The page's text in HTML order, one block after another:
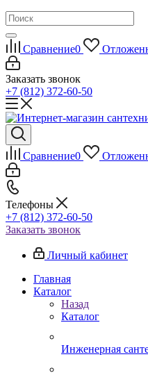
Сравнение0
Заказать звонок
+7 (812) 372-60-50
Сравнение0
Телефоны
+7 (812) 372-60-50
Заказать звонок
Личный кабинет
Главная
Каталог
Назад
Каталог
Инженерная